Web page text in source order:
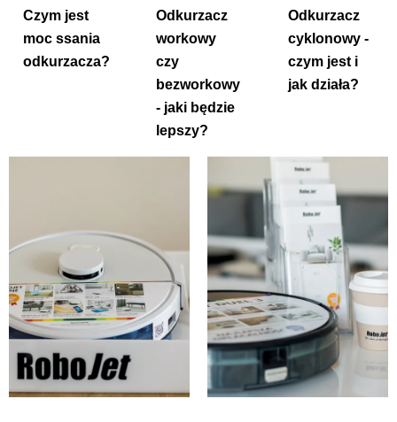
Czym jest
moc ssania
odkurzacza?
Odkurzacz
workowy
czy
bezworkowy
- jaki będzie
lepszy?
Odkurzacz
cyklonowy -
czym jest i
jak działa?